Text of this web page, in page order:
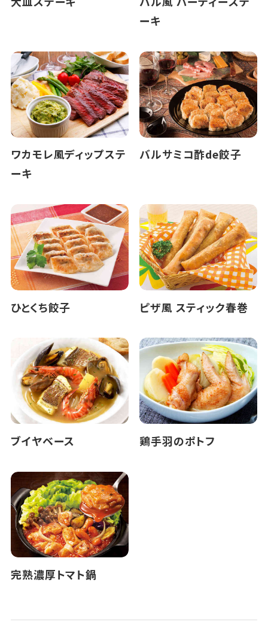
ーキ
ワカモレ風ディップステ
ーキ
バルサミコ酢de餃子
ひとくち餃子 ピザ風 スティック春巻
ブイヤベース 鶏手羽のポトフ
完熟濃厚トマト鍋